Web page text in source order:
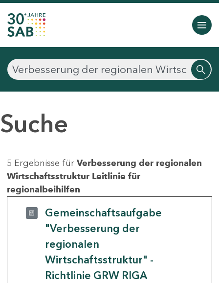
Suche
5 Ergebnisse für Verbesserung der regionalen
Wirtschaftsstruktur Leitlinie für
regionalbeihilfen
Gemeinschaftsaufgabe
"Verbesserung der
regionalen
Wirtschaftsstruktur" -
Richtlinie GRW RIGA